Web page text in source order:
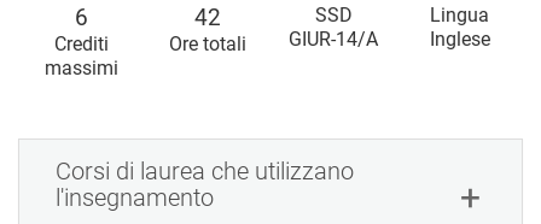
6
Crediti
massimi
42
Ore totali
SSD
GIUR-14/A
Lingua
Inglese
Corsi di laurea che utilizzano
l'insegnamento